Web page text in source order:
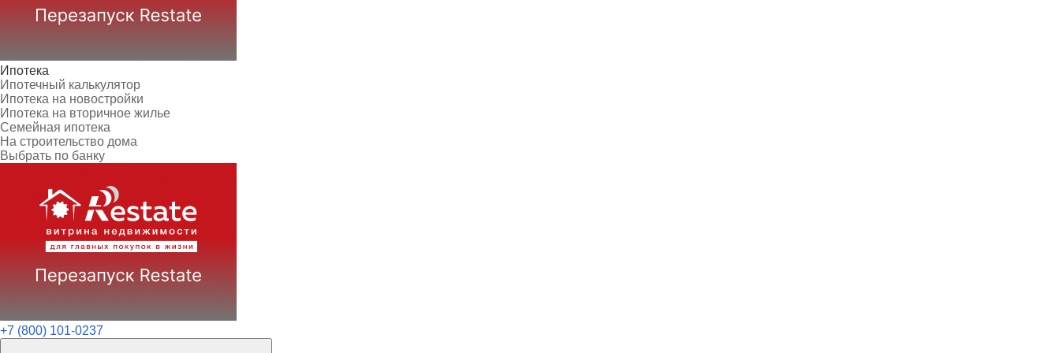
Ипотека
Ипотечный калькулятор
Ипотека на новостройки
Ипотека на вторичное жилье
Семейная ипотека
На строительство дома
Выбрать по банку
+7 (800) 101-0237